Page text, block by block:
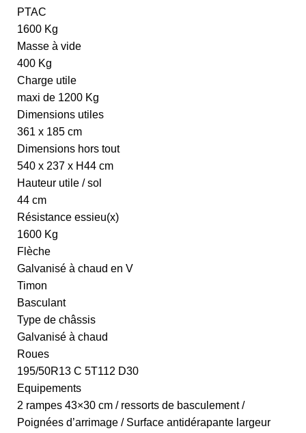
PTAC
1600 Kg
Masse à vide
400 Kg
Charge utile
maxi de 1200 Kg
Dimensions utiles
361 x 185 cm
Dimensions hors tout
540 x 237 x H44 cm
Hauteur utile / sol
44 cm
Résistance essieu(x)
1600 Kg
Flèche
Galvanisé à chaud en V
Timon
Basculant
Type de châssis
Galvanisé à chaud
Roues
195/50R13 C 5T112 D30
Equipements
2 rampes 43×30 cm / ressorts de basculement /
Poignées d’arrimage / Surface antidérapante largeur